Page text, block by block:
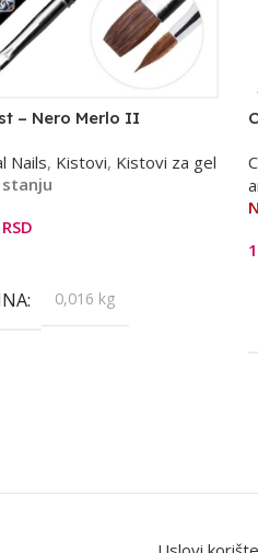
– Nero Merlo II
Nails, Kistovi, Kistovi za gel
stanju
RSD
0,016 kg